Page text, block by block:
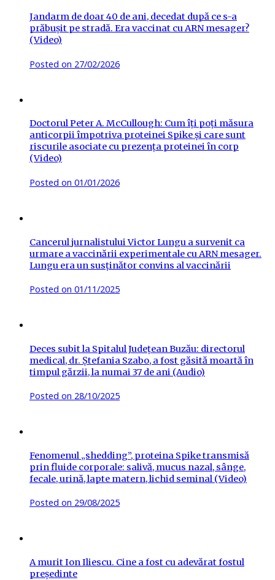
Jandarm de doar 40 de ani, decedat după ce s-a
prăbușit pe stradă. Era vaccinat cu ARN mesager?
(Video)
Posted on 27/02/2026
Doctorul Peter A. McCullough: Cum îți poți măsura
anticorpii împotriva proteinei Spike și care sunt
riscurile asociate cu prezența proteinei în corp
(Video)
Posted on 01/01/2026
Cancerul jurnalistului Victor Lungu a survenit ca
urmare a vaccinării experimentale cu ARN mesager.
Lungu era un susținător convins al vaccinării
Posted on 01/11/2025
Deces subit la Spitalul Județean Buzău: directorul
medical, dr. Ștefania Szabo, a fost găsită moartă în
timpul gărzii, la numai 37 de ani (Audio)
Posted on 28/10/2025
Fenomenul „shedding”, proteina Spike transmisă
prin fluide corporale: salivă, mucus nazal, sânge,
fecale, urină, lapte matern, lichid seminal (Video)
Posted on 29/08/2025
A murit Ion Iliescu. Cine a fost cu adevărat fostul
președinte